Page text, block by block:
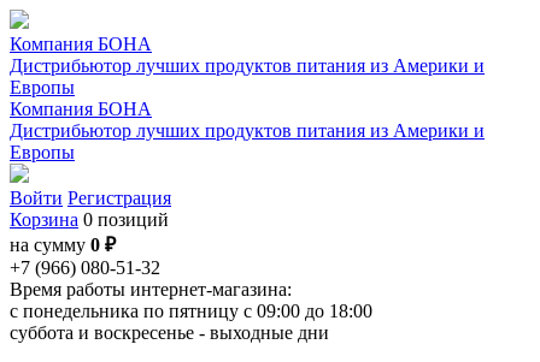
Компания БОНА
Дистрибьютор лучших продуктов питания из Америки и
Европы
Компания БОНА
Дистрибьютор лучших продуктов питания из Америки и
Европы
Войти Регистрация
Корзина 0 позиций
на сумму 0 ₽
+7 (966) 080-51-32
Время работы интернет-магазина:
с понедельника по пятницу с 09:00 до 18:00
суббота и воскресенье - выходные дни